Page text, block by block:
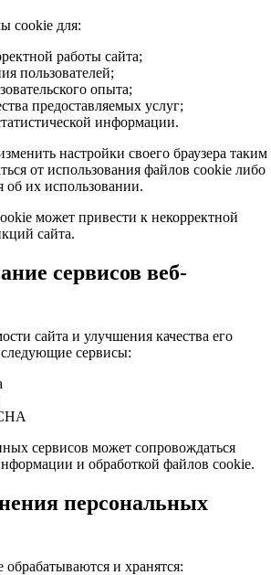
cookie для:
работы сайта;
пользователей;
опыта;
предоставляемых услуг;
информации.
настройки своего браузера таким
от использования файлов cookie либо
об их использовании.
может привести к некорректной
сайта.
сервисов веб-
сайта и улучшения качества его
сервисы:
сервисов может сопровождаться
и обработкой файлов cookie.
персональных
и хранятся: